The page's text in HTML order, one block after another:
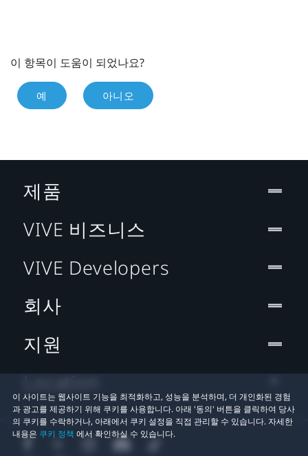
이 항목이 도움이 되었나요?
예 아니오
이 사이트는 웹사이트 기능을 최적화하고, 성능을 분석하며, 더 개인화된 경험
과 광고를 제공하기 위해 쿠키를 사용합니다. 아래 '동의' 버튼을 클릭하여 당사
의 쿠키를 수락하거나, 아래에서 쿠키 설정을 직접 관리할 수 있습니다. 자세한
내용은 쿠키 정책 에서 확인하실 수 있습니다.
제품
VIVE 비즈니스
VIVE Developers
회사
지원
Location